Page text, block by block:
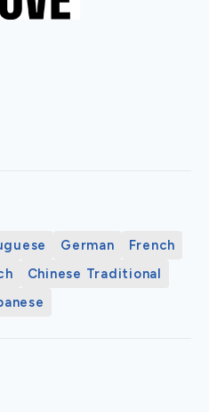
German
French
Chinese Traditional